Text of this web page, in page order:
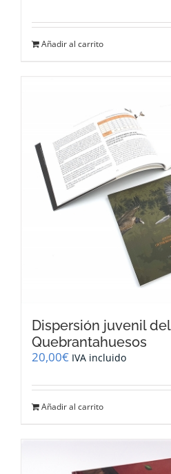
Añadir al carrito
Dispersión juvenil del
Quebrantahuesos
20,00€ IVA incluido
Añadir al carrito